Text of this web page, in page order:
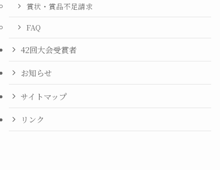
賞状・賞品不足請求
FAQ
42回大会受賞者
お知らせ
サイトマップ
リンク